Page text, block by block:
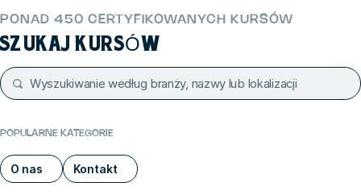
PONAD 450 CERTYFIKOWANYCH KURSÓW
SZUKAJ KURSÓW
POPULARNE KATEGORIE
O nas Kontakt